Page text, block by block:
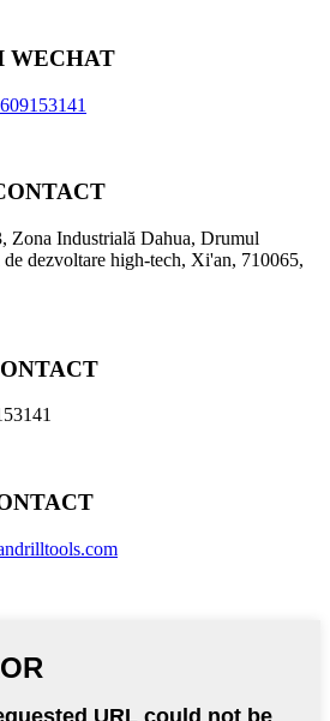
WECHAT
Zona Industrială Dahua, Drumul
dezvoltare high-tech, Xi'an, 710065,